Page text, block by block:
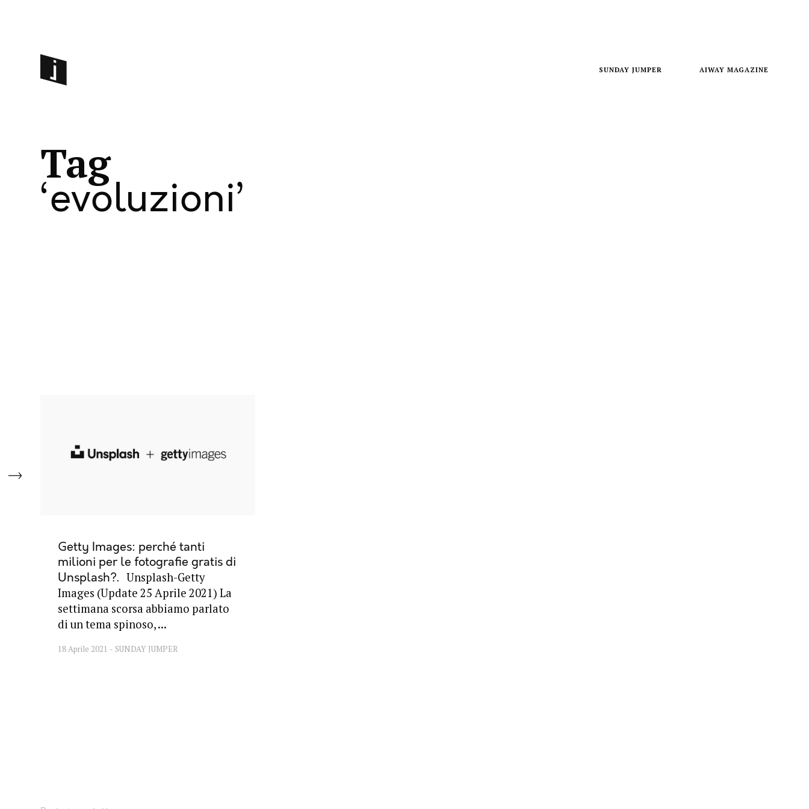
SUNDAY JUMPER AIWAY MAGAZINE
Tag
evoluzioni
Getty Images: perché tanti
milioni per le fotografie gratis di
Unsplash?
Unsplash-Getty
Images (Update 25 Aprile 2021) La
settimana scorsa abbiamo parlato
di un tema spinoso, ...
18 Aprile 2021 SUNDAY JUMPER